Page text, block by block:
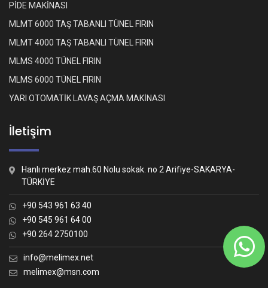
PİDE MAKİNASI
MLMT 6000 TAŞ TABANLI TÜNEL FIRIN
MLMT 4000 TAŞ TABANLI TÜNEL FIRIN
MLMS 4000 TÜNEL FIRIN
MLMS 6000 TÜNEL FIRIN
YARI OTOMATİK LAVAŞ AÇMA MAKİNASI
İletişim
Hanlı merkez mah.60 Nolu sokak. no 2 Arifiye-SAKARYA-
TÜRKİYE
+90 543 961 63 40
+90 545 961 64 00
+90 264 2750100
info@melimex.net
melimex@msn.com
Nasıl yardımcı olabiliriz?